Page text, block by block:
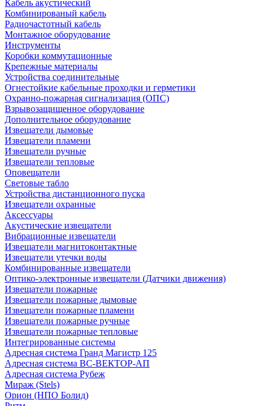
Кабель акустический
Комбинированый кабель
Радиочастотный кабель
Монтажное оборудование
Инструменты
Коробки коммутационные
Крепежные материалы
Устройства соединительные
Огнестойкие кабельные проходки и герметики
Охранно-пожарная сигнализация (ОПС)
Взрывозащищенное оборудование
Дополнительное оборудование
Извещатели дымовые
Извещатели пламени
Извещатели ручные
Извещатели тепловые
Оповещатели
Световые табло
Устройства дистанционного пуска
Извещатели охранные
Аксессуары
Акустические извещатели
Вибрационные извещатели
Извещатели магнитоконтактные
Извещатели утечки воды
Комбинированные извещатели
Оптико-электронные извещатели (Датчики движения)
Извещатели пожарные
Извещатели пожарные дымовые
Извещатели пожарные пламени
Извещатели пожарные ручные
Извещатели пожарные тепловые
Интегрированные системы
Адресная система Гранд Магистр 125
Адресная система ВС-ВЕКТОР-АП
Адресная система Рубеж
Мираж (Stels)
Орион (НПО Болид)